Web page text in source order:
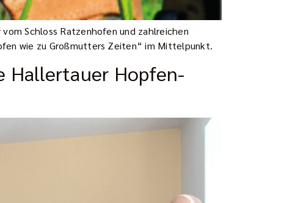
Schloss Ratzenhofen und zahlreichen
wie zu Großmutters Zeiten“ im Mittelpunkt.
Hallertauer Hopfen-